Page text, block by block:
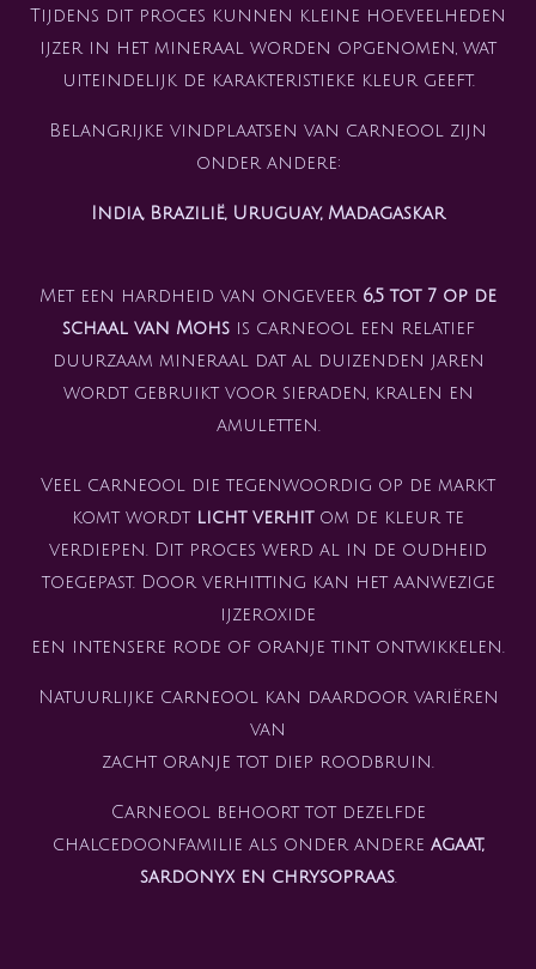
Tijdens dit proces kunnen kleine hoeveelheden
ijzer in het mineraal worden opgenomen, wat
uiteindelijk de karakteristieke kleur geeft.
Belangrijke vindplaatsen van carneool zijn
onder andere:
India, Brazilië, Uruguay, Madagaskar
Met een hardheid van ongeveer 6,5 tot 7 op de
schaal van Mohsis carneool een relatief
duurzaam mineraal dat al duizenden jaren
wordt gebruikt voor sieraden, kralen en
amuletten.
Veel carneool die tegenwoordig op de markt
komt wordt licht verhitom de kleur te
verdiepen. Dit proces werd al in de oudheid
toegepast. Door verhitting kan het aanwezige
ijzeroxide
een intensere rode of oranje tint ontwikkelen.
Natuurlijke carneool kan daardoor variëren
van
zacht oranje tot diep roodbruin.
Carneool behoort tot dezelfde
chalcedoonfamilie als onder andere agaat,
sardonyx en chrysopraas.